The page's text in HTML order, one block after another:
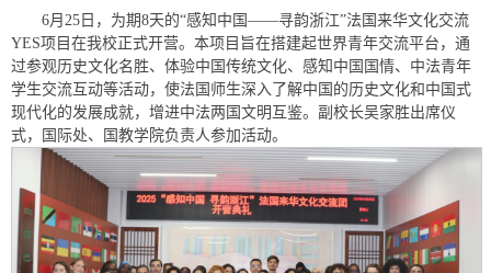
6月25日，为期8天的“感知中国——寻韵浙江”法国来华文化交流
YES项目在我校正式开营。本项目旨在搭建起世界青年交流平台，通
过参观历史文化名胜、体验中国传统文化、感知中国国情、中法青年
学生交流互动等活动，使法国师生深入了解中国的历史文化和中国式
现代化的发展成就，增进中法两国文明互鉴。副校长吴家胜出席仪
式，
国际处、 国教学院负责人参加活动。